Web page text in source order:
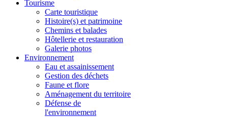
Tourisme
Carte touristique
Histoire(s) et patrimoine
Chemins et balades
Hôtellerie et restauration
Galerie photos
Environnement
Eau et assainissement
Gestion des déchets
Faune et flore
Aménagement du territoire
Défense de
l'environnement